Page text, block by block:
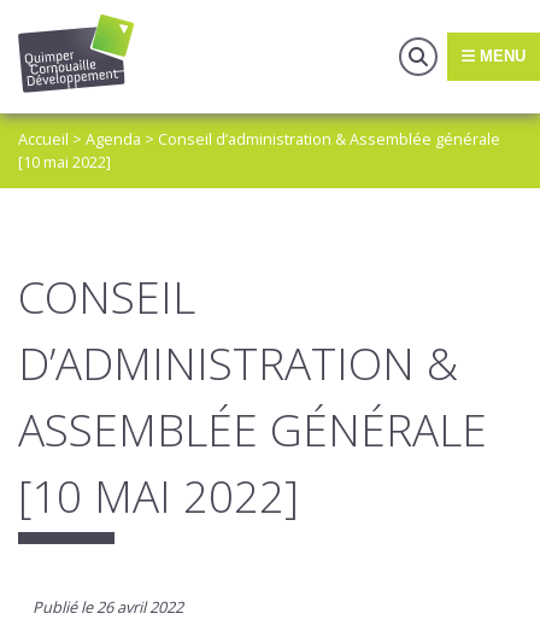
MENU
Accueil > Agenda > Conseil d’administration & Assemblée générale
[10 mai 2022]
CONSEIL
D’ADMINISTRATION &
ASSEMBLÉE GÉNÉRALE
[10 MAI 2022]
Publié le 26 avril 2022